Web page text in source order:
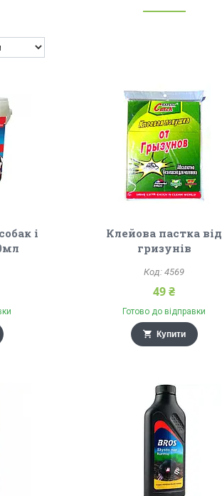
і
Клейова пастка від
гризунів
4569
49 ₴
Готово до відправки
Купити